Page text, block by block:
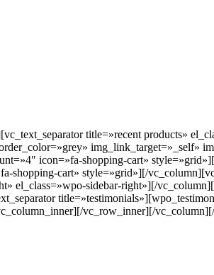
title=»recent products»
img_link_target=»_self»
icon=»fa-shopping-cart»
shopping-cart» style=»grid»][/
el_class=»wpo-sidebar-right»][/
vc_row_inner][/